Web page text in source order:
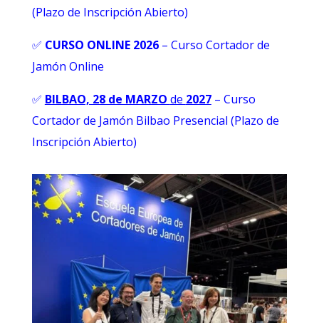
(Plazo de Inscripción Abierto)
✅ CURSO ONLINE 2026– Curso Cortador de
Jamón Online
✅ BILBAO, 28 de MARZO de 2027– Curso
Cortador de Jamón Bilbao Presencial (Plazo de
Inscripción Abierto)